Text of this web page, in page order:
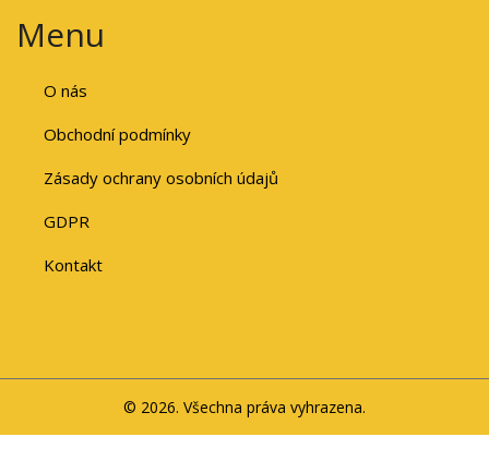
Menu
O nás
Obchodní podmínky
Zásady ochrany osobních údajů
GDPR
Kontakt
© 2026. Všechna práva vyhrazena.